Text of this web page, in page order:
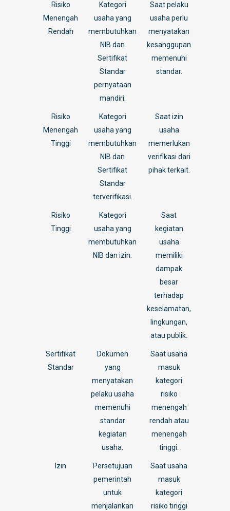
Risiko
Menengah
Rendah
Kategori
usaha yang
membutuhkan
NIB dan
Sertifikat
Standar
pernyataan
mandiri.
Saat pelaku
usaha perlu
menyatakan
kesanggupan
memenuhi
standar.
Risiko
Menengah
Tinggi
Kategori
usaha yang
membutuhkan
NIB dan
Sertifikat
Standar
terverifikasi.
Saat izin
usaha
memerlukan
verifikasi dari
pihak terkait.
Risiko
Tinggi
Kategori
usaha yang
membutuhkan
NIB dan izin.
Saat
kegiatan
usaha
memiliki
dampak
besar
terhadap
keselamatan,
lingkungan,
atau publik.
Sertifikat
Standar
Dokumen
yang
menyatakan
pelaku usaha
memenuhi
standar
kegiatan
usaha.
Saat usaha
masuk
kategori
risiko
menengah
rendah atau
menengah
tinggi.
Izin
Persetujuan
pemerintah
untuk
menjalankan
Saat usaha
masuk
kategori
risiko tinggi